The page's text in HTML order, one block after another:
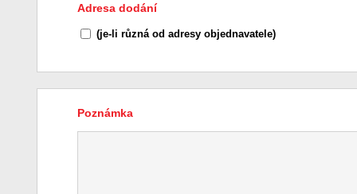
Adresa dodání
(je-li různá od adresy objednavatele)
Poznámka